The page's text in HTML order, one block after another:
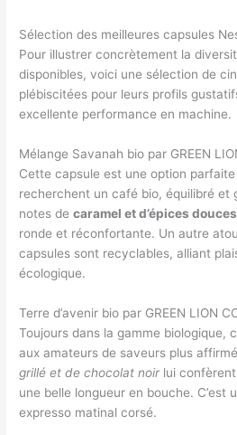
Sélection des meilleures capsules
Pour illustrer concrètement la
disponibles, voici une sélection de
plébiscitées pour leurs profils
excellente performance en machine.
Mélange Savanah bio par GREEN
Cette capsule est une option
recherchent un café bio, équilibré et
notes decaramel et d’épices douces
ronde et réconfortante. Un autre
capsules sont recyclables, alliant
écologique.
Terre d’avenir bio par GREEN LION
Toujours dans la gamme biologique,
aux amateurs de saveurs plus
grillé et de chocolat noirlui
une belle longueur en bouche. C’est
expresso matinal corsé.